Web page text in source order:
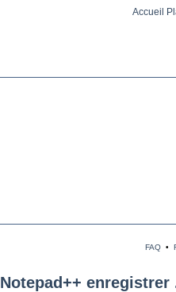
Accueil
FAQ•
Notepad++